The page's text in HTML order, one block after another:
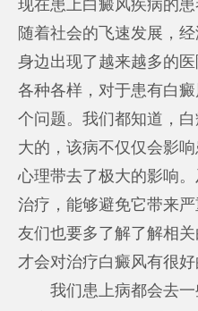
现在患上白癜风疾病的
随着社会的飞速发展，
身边出现了越来越多的
各种各样，对于患有白
个问题。我们都知道，
大的，该病不仅仅会影
心理带去了极大的影响
治疗，能够避免它带来
友们也要多了解了解相
才会对治疗白癜风有很好
我们患上病都会去一